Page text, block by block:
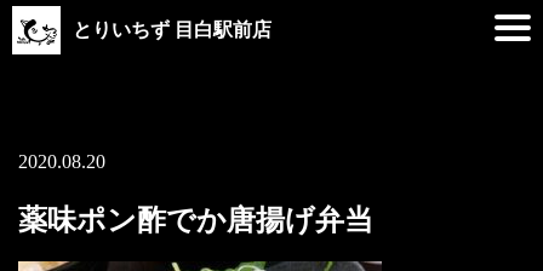
とりいちず 目白駅前店
2020.08.20
薬味ポン酢でか唐揚げ弁当